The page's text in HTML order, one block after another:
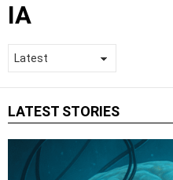
IA
LATEST STORIES